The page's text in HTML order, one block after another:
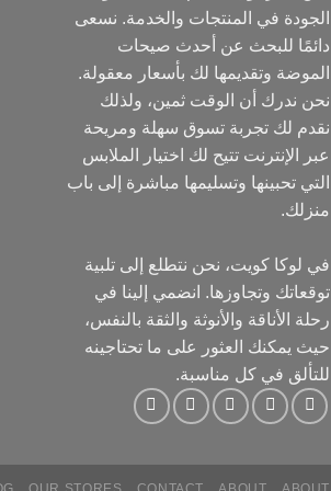
الجودة في المنتجات والخدمة. نسعى
دائمًا للبحث عن أحدث صيحات
الموضة وتقديمها لك بأسعار معقولة.
نحن ندرك أن الوقت ثمين، ولذلك
نقدم لك تجربة تسوق سهلة ومريحة
عبر الإنترنت تتيح لك اختيار الملابس
التي تحبينها وتسليمها مباشرة إلى باب
منزلك.
في لوكا كويت، نحن نتطلع إلى تلبية
توقعاتك وتجاوزها. انضمي إلينا في
رحلة الأناقة والأنوثة والثقة بالنفس،
حيث يمكنك العثور على ما تحتاجينه
للتألق في كل مناسبة.